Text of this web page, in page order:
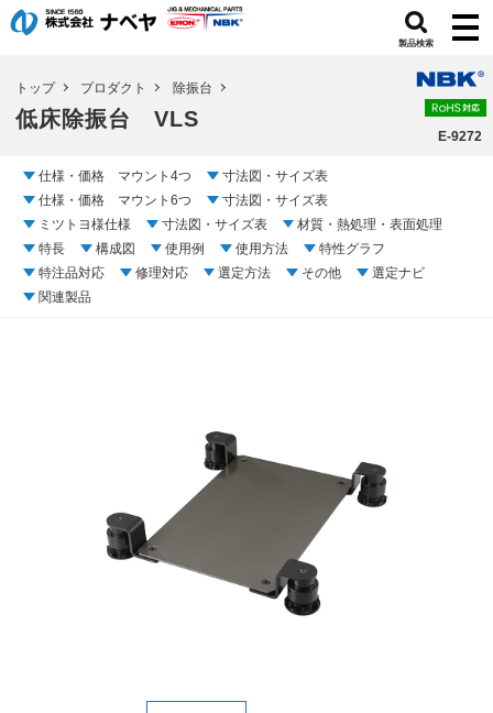
製品検索
トップ プロダクト 除振台
低床除振台 VLS
E-9272
仕様・価格 マウント4つ
寸法図・サイズ表
仕様・価格 マウント6つ
寸法図・サイズ表
ミツトヨ様仕様
寸法図・サイズ表
材質・熱処理・表面処理
特長
構成図 使用例 使用方法
特性グラフ
特注品対応
修理対応 選定方法 その他
選定ナビ
関連製品